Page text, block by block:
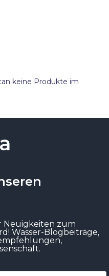
keine Produkte im
Neuigkeiten zum
Wasser-Blogbeiträge,